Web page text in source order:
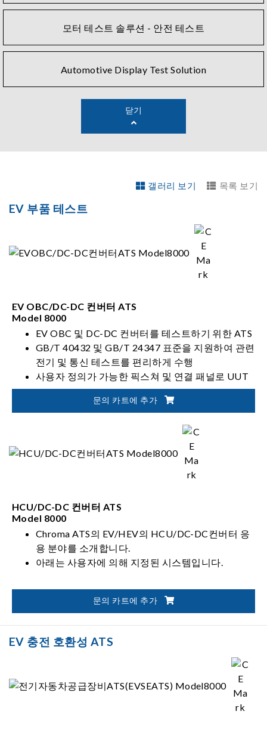
기, DC-DC 컨버터, 모터 드라이버 및 기타 전력 전자 제품
을 원활하게 테스트하게 해 줍니다. Chroma 8000 테스트
시스템은 AC 및 DC 전원 공급 장치, 전자 부하, 전력 분석
기, 오실로스코프, DMM은 물론이고, 디지털 및 아날로그
I/O 카드로 구성되어 여러 전력 전자 시스템의 요구 사항을
Chromaâ€™의 자동 테스트 시스템 소프트웨어는 하드웨
어 유연성 외에도 광범위한 사전 쓰기 테스트와 사용자 지
정 테스트를 생성하는 기능을 제공합니다. 따라서 사용자
회를 제공합니다. 구성 가능한 하드웨어 및 소프트웨어의
결합으로 제조업체는 비용을 절감하고 모든 제품 수명 주
기 단계에 걸친 일관성을 보장받을 수 있게 되었습니다.
Chromaâ€™의 리튬 이온 배터리 자동 테스트 솔루션이 안
전한 실시간 테스트 프로세스 모니터링을 제공하고 점검
시간을 단축하고 생산 비용을 대폭 절감하면서 몇몇 유명
Chroma의 배터리 테스터는 셀, 모듈 및 팩 레벨 배터리 테
스트에 맞게 특별히 설계된 고정밀 재생 시스템입니다. 충
전/방전에서부터 운전 사이클 시뮬레이션에 이르기까지,
Chromaâ€™의 측정 정확성은 배터리 수입 및 수출 검사뿐
만 아니라 용량, 성능, 생산 및 품질 테스트에서 정확성과 신
뢰성을 보장해 줍니다. 비용 효율적인 재생 기능은 배터리
모듈에서 발생한 에너지를 시스템 내 채널이나 그리드로
재활용하며, 시스템은 현장 업그레이트를 위한 유연성을
전기 자동차 안전은 가장 중요한 사안이며 몇 가지 규정 표
준을 준수해야 합니다. Chroma는 많은 벤치 탑과 자동 테
스트 시스템을 개발하여 AC 및 DC 절연 내성, 절연 저항,
를 테스트했습니다. 안전 테스트 응용 분야에는 충전 스테
이션 자체뿐만 아니라 전력 시스템, 모터, 배터리, 충전 시스
템, 배선, 충전 라인 및 커넥터도 포함되어 있습니다.
또한 Chroma는 전기 자동차 구동장치 관련 제품도 제공하
여 혁신적인 디지털 신호 처리 아키텍처 제어 특수 설계, 내
수준에 도달하기 위해 고/저전압 전기 자동차 제어 모터 속
도 및 토크 문제를 해결합니다. 다양한 신생 에너지 자동차
의 정교하고 견고한 설계 e-Drive 전력 시스템 통합, 순수
배터리 전기 자동차 및 플러그인 하이브리드 전기 자동차
모터 테스트 솔루션 - 안전 테스트
Automotive Display Test Solution
닫기
갤러리 보기 목록 보기
EV 부품 테스트
EV OBC/DC-DC 컨버터 ATS
Model 8000
EV OBC 및 DC-DC 컨버터를 테스트하기 위한 ATS
GB/T 40432 및 GB/T 24347 표준을 지원하여 관련
전기 및 통신 테스트를 편리하게 수행
사용자 정의가 가능한 픽스쳐 및 연결 패널로 UUT
와 테스트 장비를 쉽게 연결하고 부품을 원활하게
범위를 개별 테스트 요구에 맞게 조정
테스트 보고서 컴파일 가능
생산 EOL 테스트 및 데이터 업로드를 위한 MES 호
of multiple DUTs
문의 카트에 추가
HCU/DC-DC 컨버터 ATS
Model 8000
Chroma ATS의 EV/HEV의 HCU/DC-DC컨버터 응
용 분야를 소개합니다.
아래는 사용자에 의해 지정된 시스템입니다.
문의 카트에 추가
EV 충전 호환성 ATS